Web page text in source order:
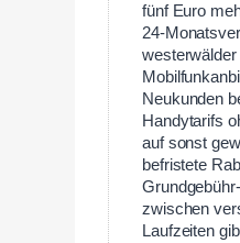
fünf Euro
24-
westerwälder
Neukunden
Handytarifs
auf sonst
befristete
zwischen
Laufzeiten